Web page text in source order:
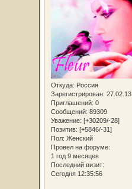
Откуда: Россия
Зарегистрирован: 27.02.13
Приглашений: 0
Сообщений: 89309
Уважение: [+30209/-28]
Позитив: [+5846/-31]
Пол: Женский
Провел на форуме:
1 год 9 месяцев
Последний визит:
Сегодня 12:35:56